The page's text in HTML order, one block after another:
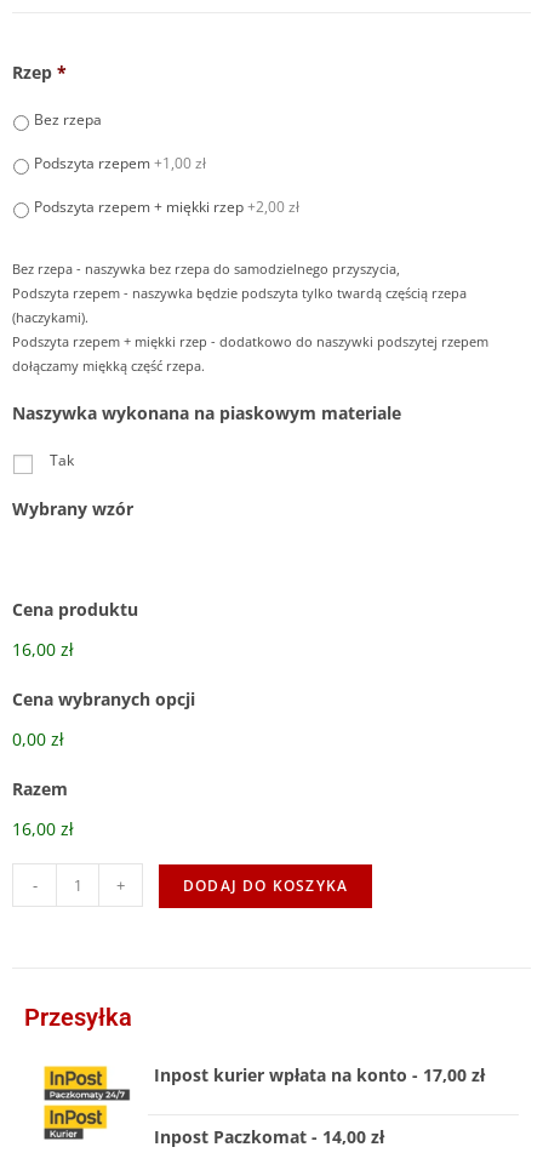
Rzep *
Bez rzepa
Podszyta rzepem+1,00 zł
Podszyta rzepem + miękki rzep+2,00 zł
Bez rzepa - naszywka bez rzepa do samodzielnego przyszycia,
Podszyta rzepem - naszywka będzie podszyta tylko twardą częścią rzepa
(haczykami).
Podszyta rzepem + miękki rzep - dodatkowo do naszywki podszytej rzepem
dołączamy miękką część rzepa.
Naszywka wykonana na piaskowym materiale
Tak
Wybrany wzór
Cena produktu
16,00 zł
Cena wybranych opcji
0,00 zł
Razem
16,00 zł
- + DODAJ DO KOSZYKA
Przesyłka
Inpost kurier wpłata na konto - 17,00 zł
Inpost Paczkomat - 14,00 zł